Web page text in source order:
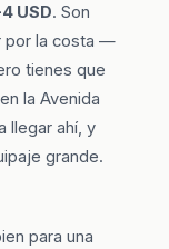
USD. Son
por la costa —
tienes que
la Avenida
llegar ahí, y
grande.
para una